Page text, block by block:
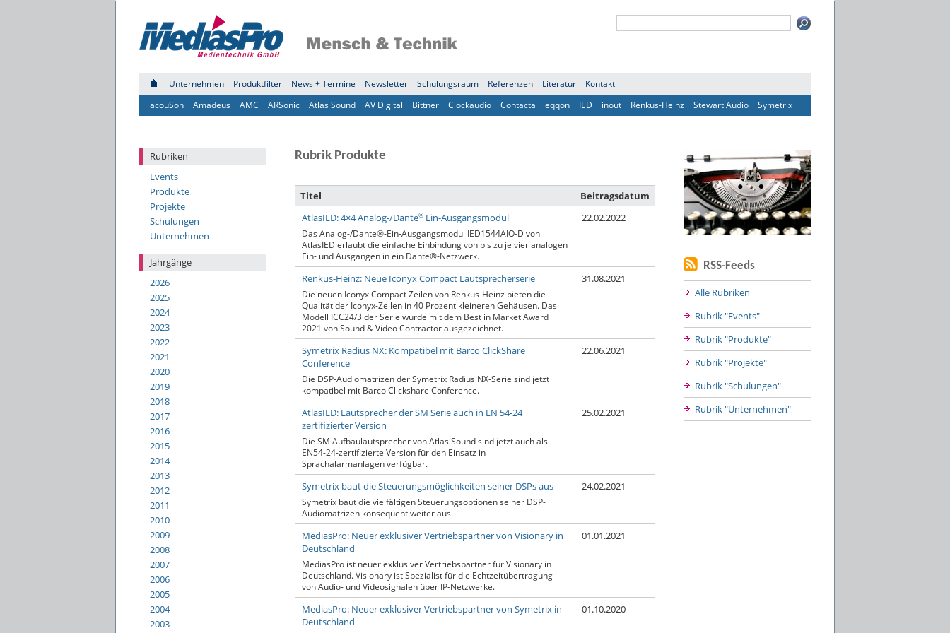
Unternehmen Produktfilter News + Termine Newsletter Schulungsraum Referenzen Literatur
Kontakt
acouSon
Amadeus AMC ARSonic Atlas Sound AV Digital Bittner Clockaudio Contacta eqqon IED inout Renkus-Heinz Stewart Audio Symetrix
Rubriken
Events
Produkte
Projekte
Schulungen
Unternehmen
Jahrgänge
2026
2025
2024
2023
2022
2021
2020
2019
2018
2017
2016
2015
2014
2013
2012
2011
2010
2009
2008
2007
2006
2005
2004
2003
Rubrik Produkte
Titel
Beitragsdatum
AtlasIED: 4×4 Analog-/Dante® Ein-Ausgangsmodul
Das Analog-/Dante®-Ein-Ausgangsmodul IED1544AIO-D von
AtlasIED erlaubt die einfache Einbindung von bis zu je vier analogen
Ein- und Ausgängen in ein Dante®-Netzwerk.
22.02.2022
Renkus-Heinz: Neue Iconyx Compact Lautsprecherserie
Die neuen Iconyx Compact Zeilen von Renkus-Heinz bieten die
Qualität der Iconyx-Zeilen in 40 Prozent kleineren Gehäusen. Das
Modell ICC24/3 der Serie wurde mit dem Best in Market Award
2021 von Sound & Video Contractor ausgezeichnet.
31.08.2021
Symetrix Radius NX: Kompatibel mit Barco ClickShare
Conference
Die DSP-Audiomatrizen der Symetrix Radius NX-Serie sind jetzt
kompatibel mit Barco Clickshare Conference.
22.06.2021
AtlasIED: Lautsprecher der SM Serie auch in EN 54-24
zertifizierter Version
Die SM Aufbaulautsprecher von Atlas Sound sind jetzt auch als
EN54-24-zertifizierte Version für den Einsatz in
Sprachalarmanlagen verfügbar.
25.02.2021
Symetrix baut die Steuerungsmöglichkeiten seiner DSPs aus
Symetrix baut die vielfältigen Steuerungsoptionen seiner DSP-
Audiomatrizen konsequent weiter aus.
24.02.2021
MediasPro: Neuer exklusiver Vertriebspartner von Visionary in
Deutschland
MediasPro ist neuer exklusiver Vertriebspartner für Visionary in
Deutschland. Visionary ist Spezialist für die Echtzeitübertragung
von Audio- und Videosignalen über IP-Netzwerke.
01.01.2021
MediasPro: Neuer exklusiver Vertriebspartner von Symetrix in
Deutschland
01.10.2020
RSS-Feeds
Alle Rubriken
Rubrik "Events"
Rubrik "Produkte"
Rubrik "Projekte"
Rubrik "Schulungen"
Rubrik "Unternehmen"